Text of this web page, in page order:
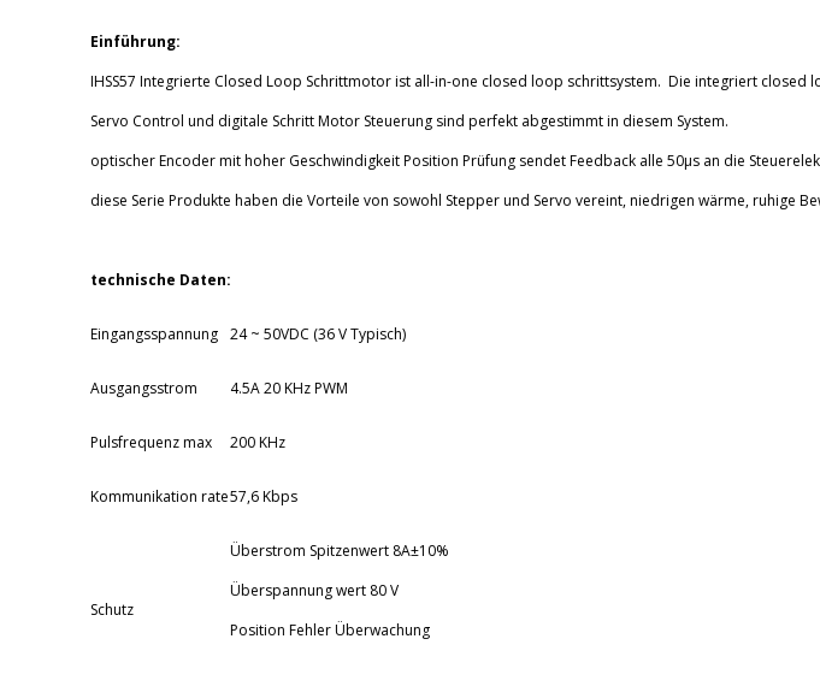
Einführung:
IHSS57 Integrierte Closed Loop Schrittmotor ist all-in-one closed loop schrittsystem. Die integriert closed
Servo Control und digitale Schritt Motor Steuerung sind perfekt abgestimmt in diesem System.
optischer Encoder mit hoher Geschwindigkeit Position Prüfung sendet Feedback alle 50μs an die
diese Serie Produkte haben die Vorteile von sowohl Stepper und Servo vereint, niedrigen wärme, ruhige
technische Daten:
Eingangsspannung 24 ~ 50VDC (36 V Typisch)
Ausgangsstrom 4.5A 20 KHz PWM
Pulsfrequenz max 200 KHz
Kommunikation rate57,6 Kbps
Schutz
Überstrom Spitzenwert 8A±10%
Überspannung wert 80 V
Position Fehler Überwachung